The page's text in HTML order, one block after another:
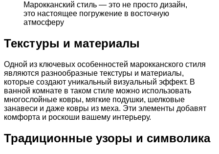
Марокканский стиль — это не просто дизайн,
это настоящее погружение в восточную
атмосферу
Текстуры и материалы
Одной из ключевых особенностей марокканского стиля
являются разнообразные текстуры и материалы,
которые создают уникальный визуальный эффект. В
ванной комнате в таком стиле можно использовать
многослойные ковры, мягкие подушки, шелковые
занавеси и даже ковры из меха. Эти элементы добавят
комфорта и роскоши вашему интерьеру.
Традиционные узоры и символика